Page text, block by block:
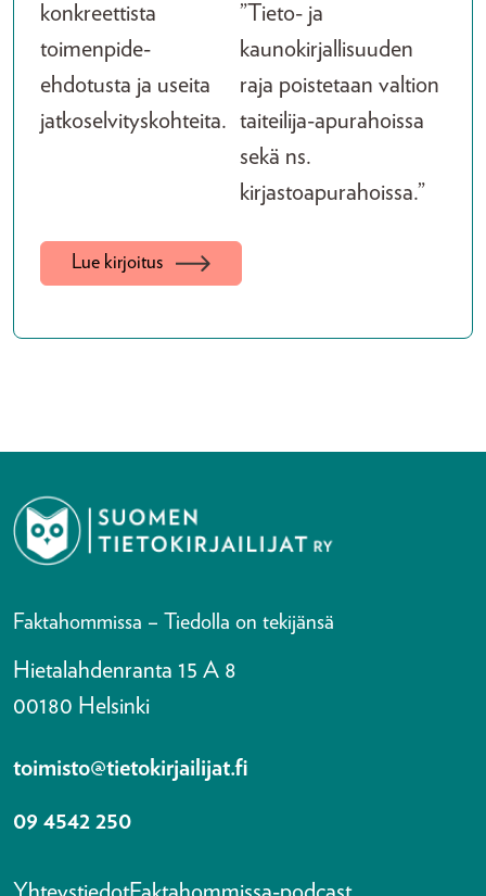
konkreettista
toimenpide-
ehdotusta ja useita
jatkoselvityskohteita.
”Tieto- ja
kaunokirjallisuuden
raja poistetaan valtion
taiteilija-apurahoissa
sekä ns.
kirjastoapurahoissa.”
Lue kirjoitus
Faktahommissa – Tiedolla on tekijänsä
Hietalahdenranta 15 A 8
00180 Helsinki
toimisto@tietokirjailijat.fi
09 4542 250